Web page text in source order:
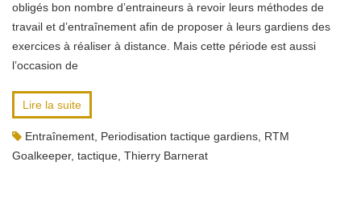
obligés bon nombre d’entraineurs à revoir leurs méthodes de
travail et d’entraînement afin de proposer à leurs gardiens des
exercices à réaliser à distance. Mais cette période est aussi
l’occasion de
Lire la suite
Entraînement Periodisation tactique gardiens RTM
Goalkeeper, tactique Thierry Barnerat